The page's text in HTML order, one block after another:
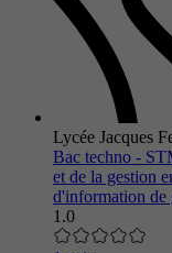
Lycée Jacques
Bac techno -
et de la gestion
d'information de
1.0